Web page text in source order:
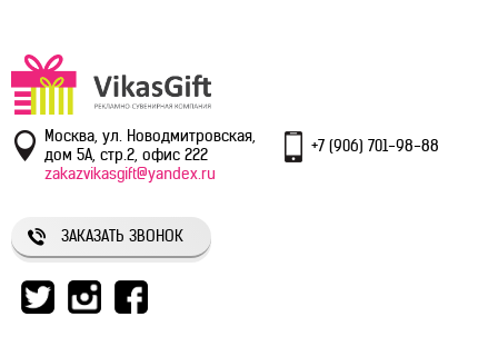
Москва, ул. Новодмитровская,
дом 5А, стр.2, офис 222
+7 (906) 701-98-88
zakazvikasgift@yandex.ru
ЗАКАЗАТЬ ЗВОНОК